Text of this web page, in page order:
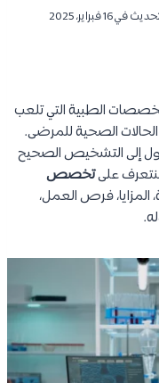
في16 فبراير، 2025
الطبية التي تلعب
الصحية للمرضى.
إلى التشخيص الصحيح
علىتخصص
المزايا، فرص العمل،